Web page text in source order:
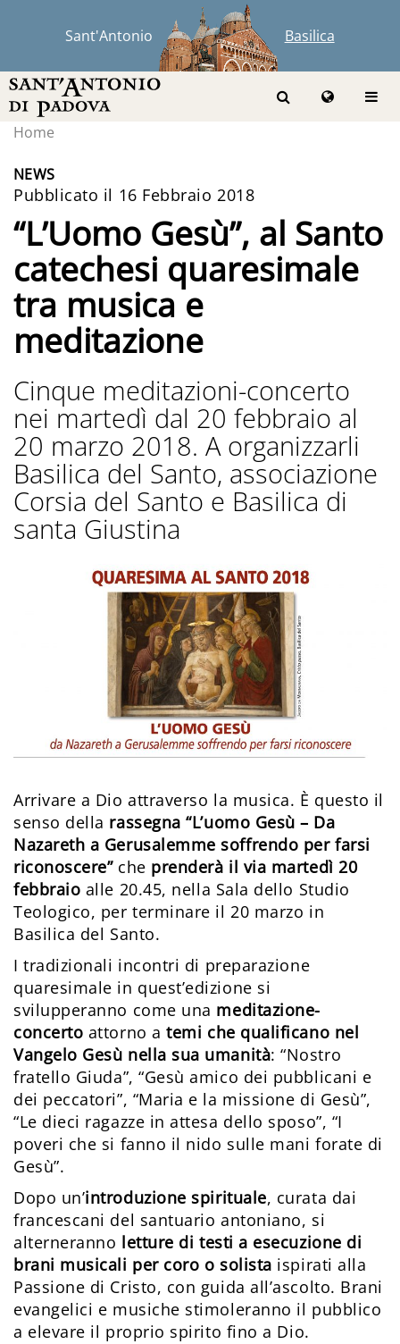
Sant'Antonio Basilica
Home
NEWS
Pubblicato il 16 Febbraio 2018
“L’Uomo Gesù”, al Santo
catechesi quaresimale
tra musica e
meditazione
Cinque meditazioni-concerto
nei martedì dal 20 febbraio al
20 marzo 2018. A organizzarli
Basilica del Santo, associazione
Corsia del Santo e Basilica di
santa Giustina
Arrivare a Dio attraverso la musica. È questo il
senso della rassegna“L’uomo Gesù – Da
Nazareth a Gerusalemme soffrendo per farsi
riconoscere” che prenderà il via martedì 20
febbraio alle 20.45, nella Sala dello Studio
Teologico, per terminare il 20 marzo in
Basilica del Santo.
I tradizionali incontri di preparazione
quaresimale in quest’edizione si
svilupperanno come una meditazione-
concerto attorno atemi che qualificano nel
Vangelo Gesù nella sua umanità: “Nostro
fratello Giuda”, “Gesù amico dei pubblicani e
dei peccatori”, “Maria e la missione di Gesù”,
“Le dieci ragazze in attesa dello sposo”, “I
poveri che si fanno il nido sulle mani forate di
Gesù”.
Dopo un’introduzione spirituale, curata dai
francescani del santuario antoniano, si
alterneranno letture di testi a esecuzione di
brani musicali per coro o solista ispirati alla
Passione di Cristo, con guida all’ascolto. Brani
evangelici e musiche stimoleranno il pubblico
a elevare il proprio spirito fino a Dio.